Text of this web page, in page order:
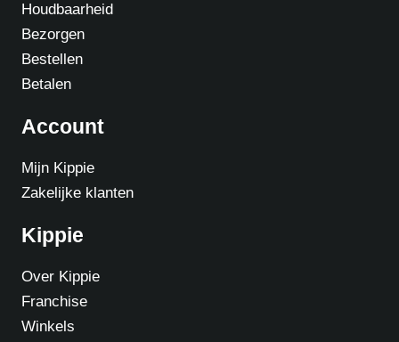
Houdbaarheid
Bezorgen
Bestellen
Betalen
Account
Mijn Kippie
Zakelijke klanten
Kippie
Over Kippie
Franchise
Winkels